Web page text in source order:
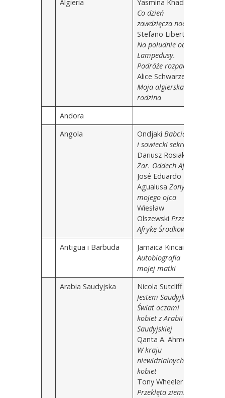
Algieria
Yasmina Khadra
Co dzień
zawdzięcza nocy
Stefano Liberti
Na południe od
Lampedusy.
Podróże rozpaczy
Alice Schwarzer
Moja algierska
rodzina
Andora
Angola
Ondjaki Babcia 19
i sowiecki sekret
Dariusz Rosiak
Żar. Oddech Afryki
José Eduardo
Agualusa Żony
mojego ojca
Wiesław
Olszewski Przez
Afrykę Środkową
Antigua i Barbuda
Jamaica Kincaid
Autobiografia
mojej matki
Arabia Saudyjska
Nicola Sutcliff
Jestem Saudyjką.
Świat oczami
kobiet z Arabii
Saudyjskiej
Qanta A. Ahmed
W kraju
niewidzialnych
kobiet
Tony Wheeler
Przeklęta ziemia